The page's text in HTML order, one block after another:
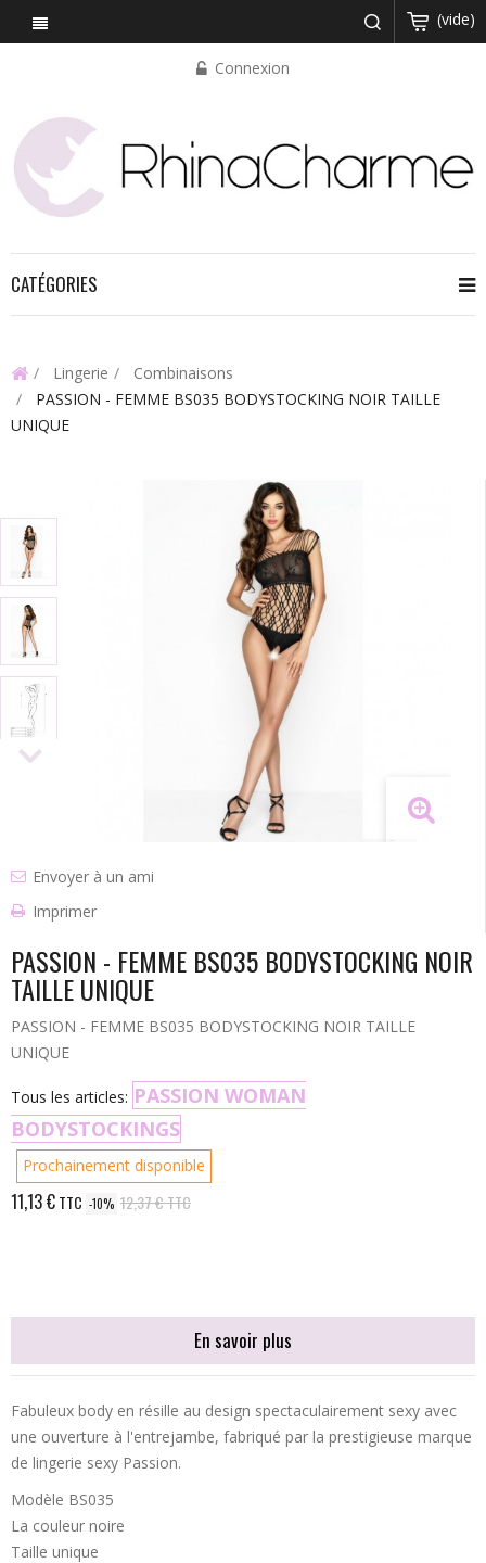
(vide)
Connexion
CATÉGORIES
Lingerie
Combinaisons
PASSION - FEMME BS035 BODYSTOCKING NOIR TAILLE
UNIQUE
Envoyer à un ami
Imprimer
PASSION - FEMME BS035 BODYSTOCKING NOIR
TAILLE UNIQUE
PASSION - FEMME BS035 BODYSTOCKING NOIR TAILLE
UNIQUE
Tous les articles: PASSION WOMAN
BODYSTOCKINGS
Prochainement disponible
11,13 €TTC -10% 12,37 €TTC
En savoir plus
Fabuleux body en résille au design spectaculairement sexy avec
une ouverture à l'entrejambe, fabriqué par la prestigieuse marque
de lingerie sexy Passion.
Modèle BS035
La couleur noire
Taille unique